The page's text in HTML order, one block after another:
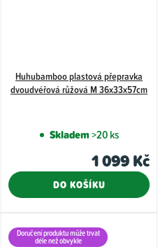
Huhubamboo plastová přepravka
dvoudvéřová růžová M 36x33x57cm
Skladem>20 ks
1 099 Kč
DO KOŠÍKU
Doručení produktu může trvat
déle než obvykle